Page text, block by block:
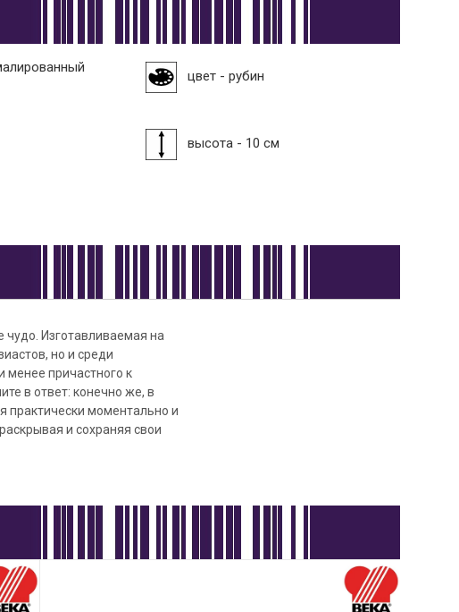
цвет - рубин
высота - 10 см
чудо. Изготавливаемая на
но и среди
менее причастного к
в ответ: конечно же, в
практически моментально и
и сохраняя свои